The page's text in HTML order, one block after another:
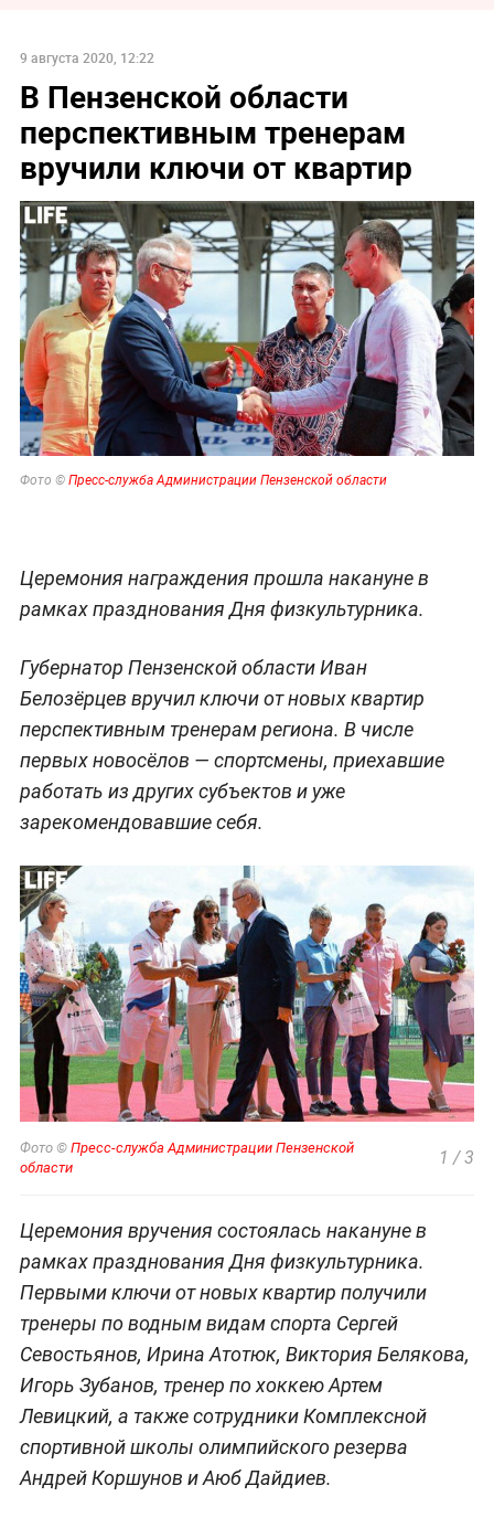
9 августа 2020, 12:22
В Пензенской области
перспективным тренерам
вручили ключи от квартир
Фото © Пресс-служба Администрации Пензенской области
Церемония награждения прошла накануне в
рамках празднования Дня физкультурника.
Губернатор Пензенской области Иван
Белозёрцев вручил ключи от новых квартир
перспективным тренерам региона. В числе
первых новосёлов — спортсмены, приехавшие
работать из других субъектов и уже
зарекомендовавшие себя.
Фото © Пресс-служба Администрации Пензенской
области
1 /3
Церемония вручения состоялась накануне в
рамках празднования Дня физкультурника.
Первыми ключи от новых квартир получили
тренеры по водным видам спорта Сергей
Севостьянов, Ирина Атотюк, Виктория Белякова,
Игорь Зубанов, тренер по хоккею Артем
Левицкий, а также сотрудники Комплексной
спортивной школы олимпийского резерва
Андрей Коршунов и Аюб Дайдиев.